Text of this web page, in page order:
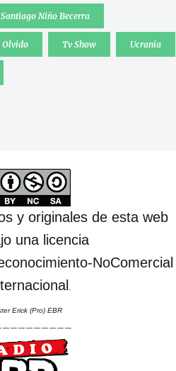
Santiago Niño Becerra
Olvido Tv Show Ucrania
y originales de esta web
una licencia
NoComercial
Erick (Pro) EBR